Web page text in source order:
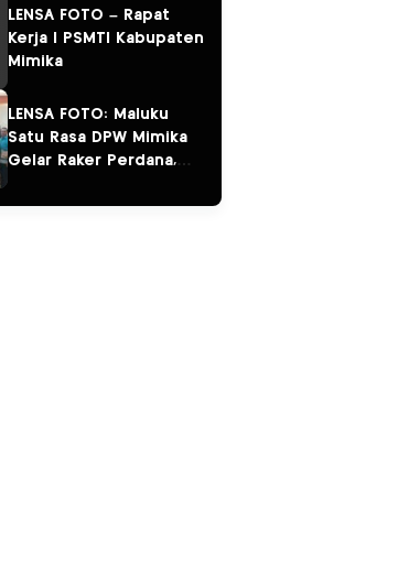
LENSA FOTO – Rapat
Kerja I PSMTI Kabupaten
Mimika
LENSA FOTO: Maluku
Satu Rasa DPW Mimika
Gelar Raker Perdana,
“Salam Sarane”